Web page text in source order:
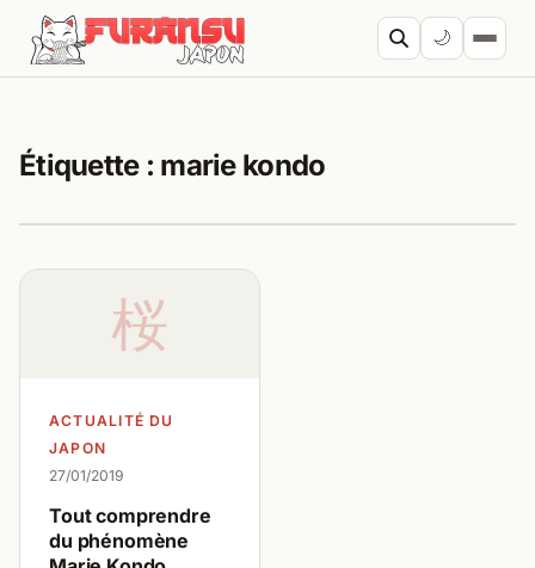
Aller au contenu
🌙
Étiquette : marie kondo
桜
ACTUALITÉ DU
JAPON
27/01/2019
Tout comprendre
du phénomène